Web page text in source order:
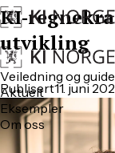
Veiledning og
Aktuelt
Eksempler
Om oss
utvikling
Publisert11. juni